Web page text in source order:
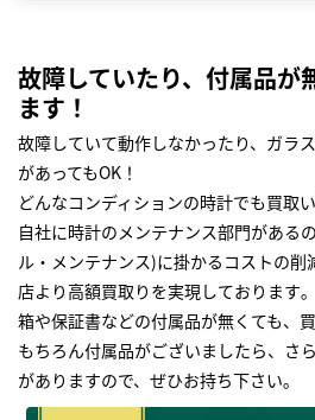
故障していたり、付属品が
ます！
故障していて動作しなかったり、ガラ
があってもOK！
どんなコンディションの時計でも買取
自社に時計のメンテナンス部門がある
ル・メンテナンス)に掛かるコストの削
店より高額買取りを実現しております｡
箱や保証書などの付属品が無くても、
もちろん付属品がございましたら、さ
がありますので、ぜひお持ち下さい｡